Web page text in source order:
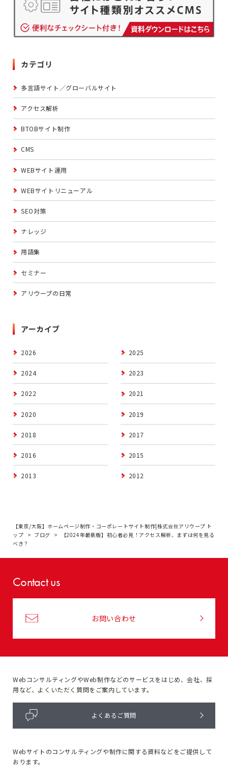
カテゴリ
多言語サイト／グローバルサイト
アクセス解析
BTOBサイト制作
CMS
WEBサイト運用
WEBサイトリニューアル
SEO対策
ナレッジ
用語集
セミナー
アリウープの日常
アーカイブ
2026 2025
2024 2023
2022 2021
2020 2019
2018 2017
2016 2015
2013 2012
【東京/大阪】ホームページ制作・コーポレートサイト制作|株式会社アリウープ ト
ップ
ブログ
【2024年最新版】初心者必見！アクセス解析、まずは何を見る
べき？
Contact us
お問い合わせ
WebコンサルティングやWeb制作などのサービスをはじめ、会社、採
用など、よくいただく質問をご案内しています。
よくあるご質問
Webサイトのコンサルティングや制作に関する資料などをご提供して
おります。